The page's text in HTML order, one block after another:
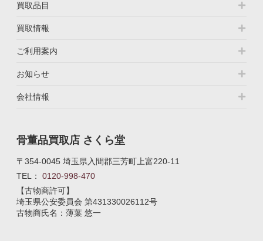
買取品目
買取情報
ご利用案内
お知らせ
会社情報
骨董品買取店 さくら堂
〒354-0045 埼玉県入間郡三芳町上富220-11
TEL： 0120-998-470
【古物商許可】
埼玉県公安委員会 第431330026112号
古物商氏名：薄葉 悠一